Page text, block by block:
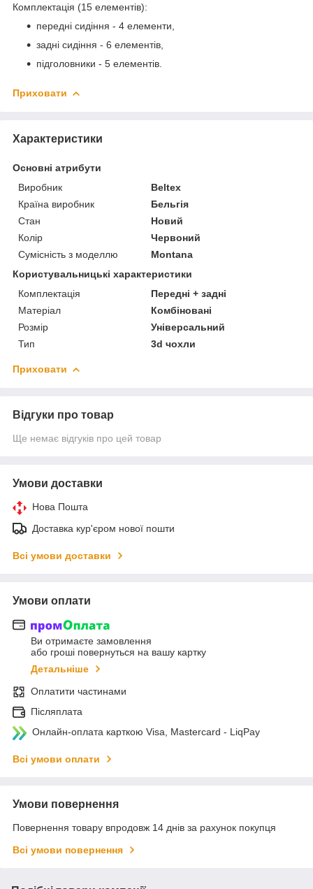
Комплектація (15 елементів):
передні сидіння - 4 елементи,
задні сидіння - 6 елементів,
підголовники - 5 елементів.
Приховати
Характеристики
Основні атрибути
Виробник
Beltex
Країна виробник
Бельгія
Стан
Новий
Колір
Червоний
Сумісність з моделлю
Montana
Користувальницькі характеристики
Комплектація
Передні + задні
Матеріал
Комбіновані
Розмір
Універсальний
Тип
3d чохли
Приховати
Відгуки про товар
Ще немає відгуків про цей товар
Умови доставки
Нова Пошта
Доставка кур'єром нової пошти
Всі умови доставки
Умови оплати
Ви отримаєте замовлення
або гроші повернуться на вашу картку
Детальніше
Оплатити частинами
Післяплата
Онлайн-оплата карткою Visa, Mastercard - LiqPay
Всі умови оплати
Умови повернення
Повернення товару впродовж 14 днів за рахунок покупця
Всі умови повернення